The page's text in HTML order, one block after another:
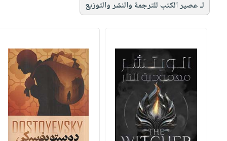
لـ عصير الكتب للترجمة والنشر والتوزيع